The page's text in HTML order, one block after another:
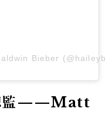
Bieber
監——Matt